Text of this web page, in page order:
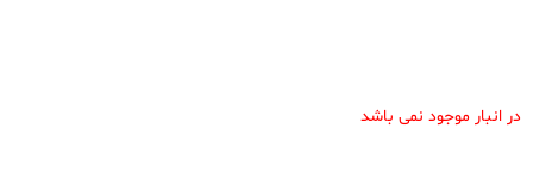
در انبار موجود نمی باشد